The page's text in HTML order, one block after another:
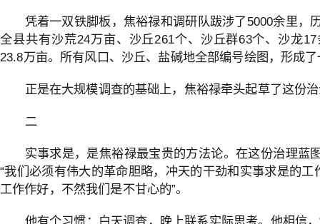
凭着一双铁脚板，焦裕禄和调研队跋涉了5000余里，
全县共有沙荒24万亩、沙丘261个、沙丘群63个、沙龙
23.8万亩。所有风口、沙丘、盐碱地全部编号绘图，形成
正是在大规模调查的基础上，焦裕禄牵头起草了这份
二
实事求是，是焦裕禄最宝贵的方法论。在这份治理蓝
“我们必须有伟大的革命胆略，冲天的干劲和实事求是的工
工作作好，不然我们是不甘心的”。